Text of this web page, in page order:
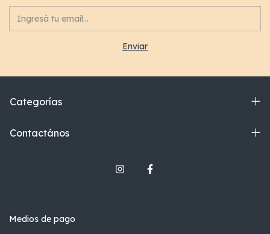
Categorías
Contactános
Medios de pago